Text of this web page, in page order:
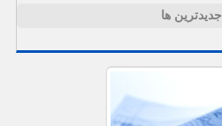
جدیدترین ها